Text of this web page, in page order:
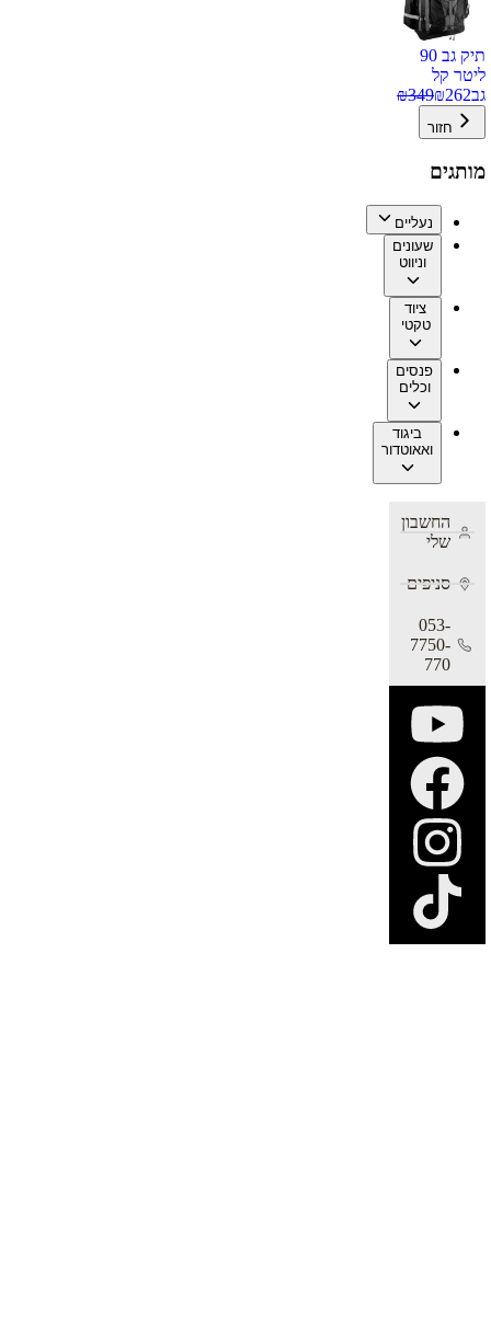
תיק גב 90
ליטר קל
גב
₪262
₪349
חזור
מותגים
נעליים
שעונים
וניווט
ציוד
טקטי
פנסים
וכלים
ביגוד
ואאוטדור
החשבון
שלי
סניפים
053-
7750-
770